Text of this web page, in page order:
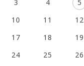
3
4 5
10
11 12
17
18 19
24
25 26